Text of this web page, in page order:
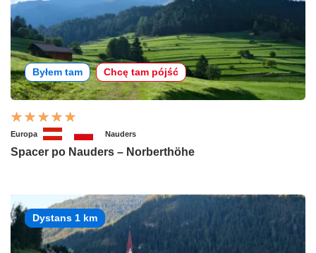
Byłem tam Chcę tam pójść
Europa Nauders
Spacer po Nauders – Norberthöhe
Dystans 1 km